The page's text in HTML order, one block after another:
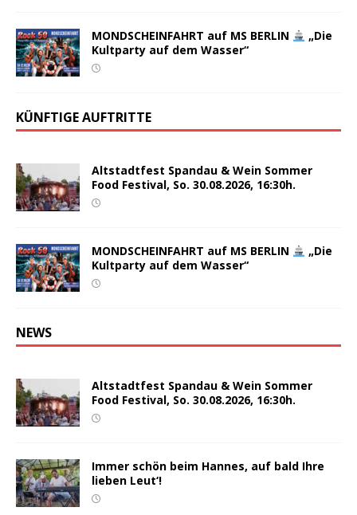
MONDSCHEINFAHRT auf MS BERLIN
„Die
Kultparty auf dem Wasser“
KÜNFTIGE AUFTRITTE
Altstadtfest Spandau & Wein Sommer
Food Festival, So. 30.08.2026, 16:30h.
MONDSCHEINFAHRT auf MS BERLIN
„Die
Kultparty auf dem Wasser“
NEWS
Altstadtfest Spandau & Wein Sommer
Food Festival, So. 30.08.2026, 16:30h.
Immer schön beim Hannes, auf bald Ihre
lieben Leut‘!